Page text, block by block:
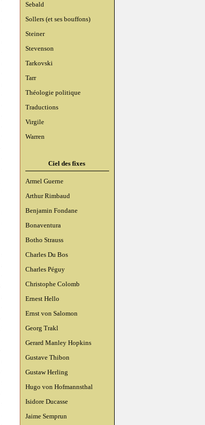
Sebald
Sollers (et ses bouffons)
Steiner
Stevenson
Tarkovski
Tarr
Théologie politique
Traductions
Virgile
Warren
Ciel des fixes
Armel Guerne
Arthur Rimbaud
Benjamin Fondane
Bonaventura
Botho Strauss
Charles Du Bos
Charles Péguy
Christophe Colomb
Ernest Hello
Ernst von Salomon
Georg Trakl
Gerard Manley Hopkins
Gustave Thibon
Gustaw Herling
Hugo von Hofmannsthal
Isidore Ducasse
Jaime Semprun